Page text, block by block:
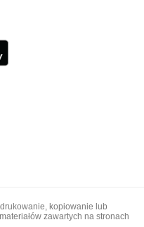
kopiowanie lub
zawartych na stronach